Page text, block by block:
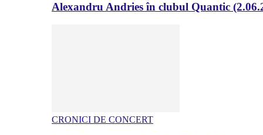
Alexandru Andries în clubul Quantic
CRONICI DE CONCERT